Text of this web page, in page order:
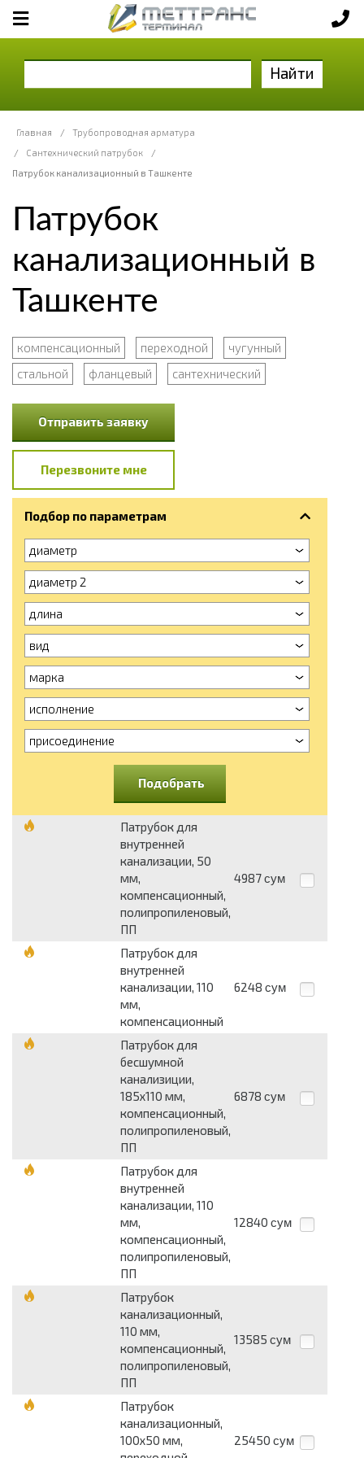
Найти
Главная /
Трубопроводная арматура
/
Сантехнический патрубок
/
Патрубок канализационный в Ташкенте
Патрубок
канализационный в
Ташкенте
компенсационный переходной
чугунный
стальной
фланцевый сантехнический
Отправить заявку
Перезвоните мне
Подбор по параметрам
диаметр
диаметр 2
длина
вид
марка
исполнение
присоединение
Подобрать
Патрубок для
внутренней
канализации, 50
мм,
компенсационный,
полипропиленовый,
ПП
4987 сум
Патрубок для
внутренней
канализации, 110
мм,
компенсационный
6248 сум
Патрубок для
бесшумной
канализиции,
185х110 мм,
компенсационный,
полипропиленовый,
ПП
6878 сум
Патрубок для
внутренней
канализации, 110
мм,
компенсационный,
полипропиленовый,
ПП
12840 сум
Патрубок
канализационный,
110 мм,
компенсационный,
полипропиленовый,
ПП
13585 сум
Патрубок
канализационный,
100х50 мм,
25450 сум